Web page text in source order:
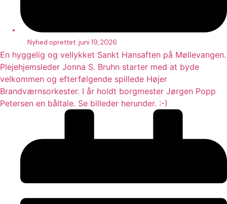
Nyhed oprettet: juni 19, 2026
En hyggelig og vellykket Sankt Hansaften på Møllevangen.
Plejehjemsleder Jonna S. Bruhn starter med at byde
velkommen og efterfølgende spillede Højer
Brandværnsorkester. I år holdt borgmester Jørgen Popp
Petersen en båltale. Se billeder herunder. :-)